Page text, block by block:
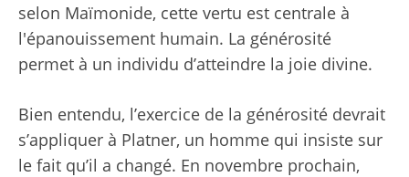
selon Maïmonide, cette vertu est centrale à
l'épanouissement humain. La générosité
permet à un individu d’atteindre la joie divine.
Bien entendu, l’exercice de la générosité devrait
s’appliquer à Platner, un homme qui insiste sur
le fait qu’il a changé. En novembre prochain,